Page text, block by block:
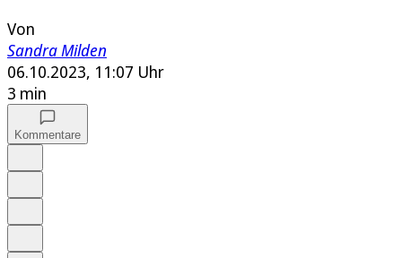
Von
Sandra Milden
06.10.2023, 11:07 Uhr
3 min
Kommentare